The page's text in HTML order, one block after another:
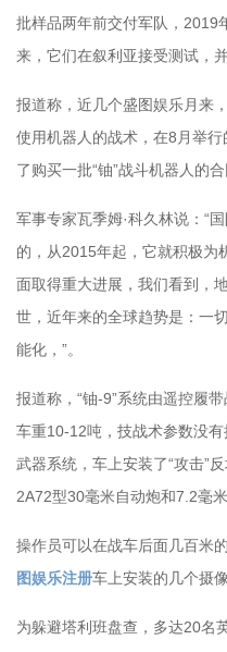
批样品两年前交付军队，2019
来，它们在叙利亚接受测试，
报道称，近几个盛图娱乐月来
使用机器人的战术，在8月举
了购买一批“铀”战斗机器人的合
军事专家瓦季姆·科久林说：“
的，从2015年起，它就积极为
面取得重大进展，我们看到，
世，近年来的全球趋势是：一
能化，”。
报道称，“铀-9”系统由遥控履
车重10-12吨，技战术参数没
武器系统，车上安装了“攻击”
2A72型30毫米自动炮和7.2毫米
操作员可以在战车后面几百米
图娱乐注册车上安装的几个摄
为躲避塔利班盘查，多达20名